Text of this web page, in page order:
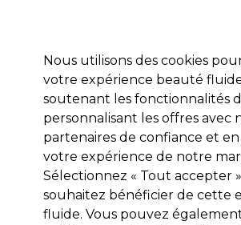
Se
Marques Bons plans Coiffure
Livraison et délais
lire la suite
ghd Platinum+ Lisseur
Nous utilisons des cookies
votre expérience beauté
soutenant les fonctionnalités
personnalisant les offres avec
partenaires de confiance et
votre expérience de notre
Sélectionnez « Tout accepter
souhaitez bénéficier de cette
fluide. Vous pouvez